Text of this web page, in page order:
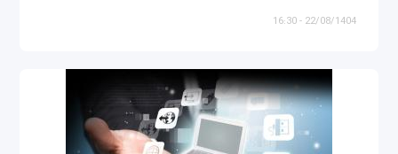
22/08/1404 - 16:30